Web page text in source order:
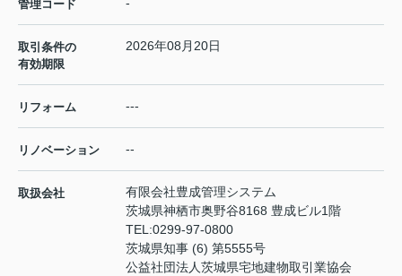
管理コード
取引条件の
有効期限
2026年08月20日
リフォーム ---
リノベーション --
取扱会社
有限会社豊成管理システム
茨城県神栖市奥野谷8168 豊成ビル1階
TEL:0299-97-0800
茨城県知事 (6) 第5555号
公益社団法人茨城県宅地建物取引業協会